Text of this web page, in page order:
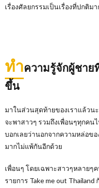
เรื่องศัลยกรรมเป็นเรื่องที่ปกติม
ทำความรู้จักผู้ชาย
ขึ้น
มาในส่วนสุดท้ายของเราแล้วน
จะพาสาวๆ รวมถึงเพื่อนๆทุกค
บอกเลยว่านอกจากความหล่อข
มากไม่แพ้กันอีกด้วย
เพื่อนๆ โดยเฉพาะสาวๆหลาย
รายการ Take me out